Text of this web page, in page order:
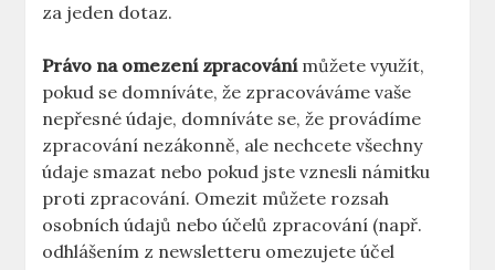
za jeden dotaz.
Právo na omezení zpracovánímůžete využít,
pokud se domníváte, že zpracováváme vaše
nepřesné údaje, domníváte se, že provádíme
zpracování nezákonně, ale nechcete všechny
údaje smazat nebo pokud jste vznesli námitku
proti zpracování. Omezit můžete rozsah
osobních údajů nebo účelů zpracování (např.
odhlášením z newsletteru omezujete účel